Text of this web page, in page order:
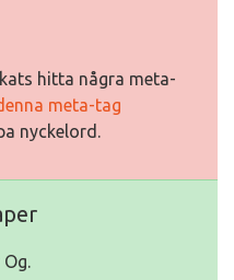
hitta några meta-
meta-tag
nyckelord.